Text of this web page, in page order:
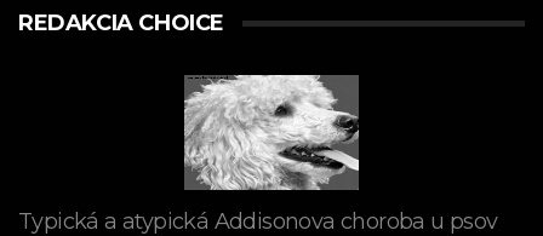
REDAKCIA CHOICE
Typická a atypická Addisonova choroba u psov